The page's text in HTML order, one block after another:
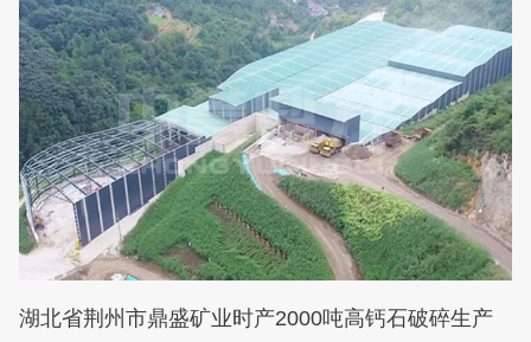
湖北省荆州市鼎盛矿业时产2000吨高钙石破碎生产